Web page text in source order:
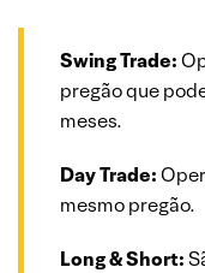
Swing Trade:
pregão que
meses.
Day Trade:
mesmo pregão.
Long & Short: